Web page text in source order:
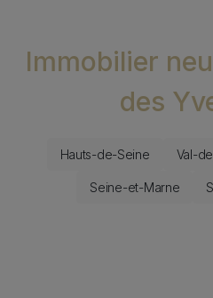
Immobilier
des
Hauts-de-Seine Val-
Seine-et-Marne